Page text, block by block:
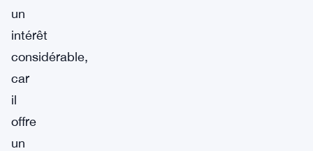
un
intérêt
considérable,
car
il
offre
un